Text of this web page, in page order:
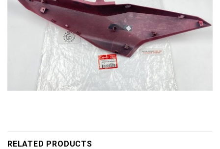
RELATED PRODUCTS